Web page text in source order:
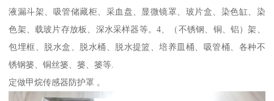
液漏斗架、吸管储藏柜、采血盘、显微镜罩、玻片盒、染色缸、染
色架、载玻片存放板、深水采样器等。4、（不锈钢、铜、铝）架、
包埋框、脱水盒、脱水桶、脱水提篮、培养皿桶、吸管桶、各种不
锈钢篓、铜丝篓、篓、篓等.
定做甲烷传感器防护罩 。